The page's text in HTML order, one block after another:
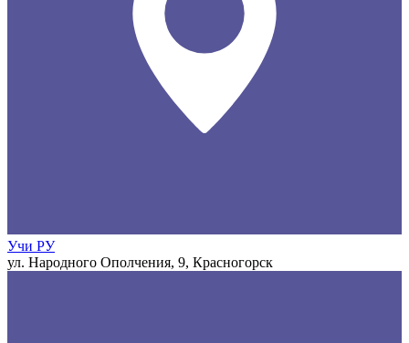
Учи РУ
ул. Народного Ополчения, 9, Красногорск